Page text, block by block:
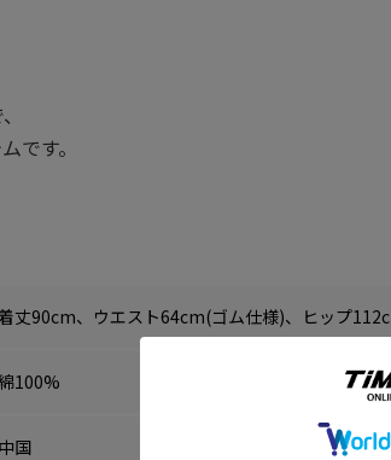
です。
丈90cm、ウエスト64cm(ゴム仕様)、ヒップ
綿100%
中国